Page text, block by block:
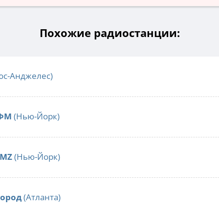
Похожие радиостанции:
Анджелес)
(Нью-Йорк)
(Нью-Йорк)
(Атланта)